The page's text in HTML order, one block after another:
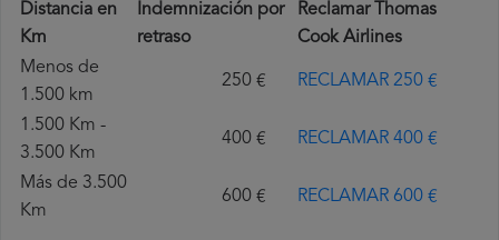
Distancia en
Km
Indemnización por
retraso
Reclamar Thomas
Cook Airlines
Menos de
1.500 km
250 € RECLAMAR 250 €
1.500 Km -
3.500 Km
400 € RECLAMAR 400 €
Más de 3.500
Km
600 € RECLAMAR 600 €